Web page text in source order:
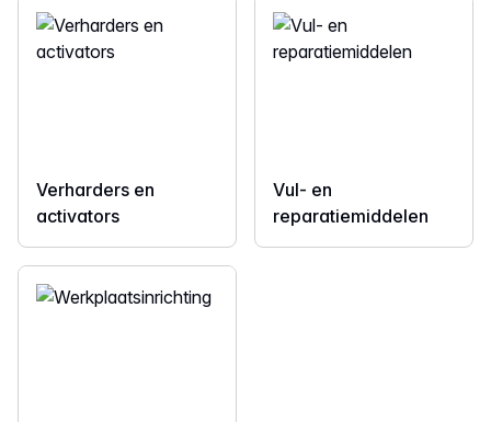
Verharders en
activators
Vul- en
reparatiemiddelen